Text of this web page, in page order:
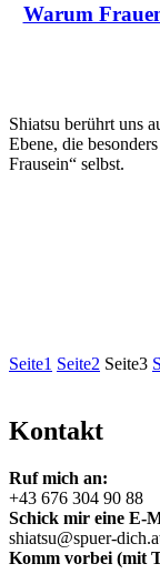
Warum
Shiatsu berührt uns
Ebene, die
Frausein“ selbst.
Seite1 Seite2 Seite3
Kontakt
Ruf mich an:
+43 676 304 90 88
Schick mir eine E-
shiatsu@spuer-
Komm vorbei (mit